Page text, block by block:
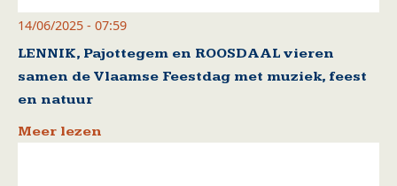
14/06/2025 - 07:59
LENNIK, Pajottegem en ROOSDAAL vieren
samen de Vlaamse Feestdag met muziek, feest
en natuur
Meer lezen